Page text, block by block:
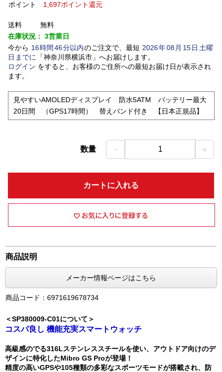
ポイント
1,697ポイント還元
送料
無料
在庫状況： 3営業日
今から 16時間 46分以内のご注文で、最短 2026年08 月 15日土曜
日 までに 「神奈川県横浜市」 へお届けします。
ログイン をすると、お客様のご住所への最短お届け日が表示され
ます。
見やすいAMOLEDディスプレイ 防水5ATM バッテリー最大
20日間 （GPS17時間） 替えバンド付き 【日本正規品】
数量 － 1 ＋
カートに入れる
商品説明
メーカー情報ページはこちら
商品コード：6971619678734
＜SP380009-C01について＞
コスパ良し 機能充実スマートウォッチ
高級感のでる316Lステンレススチールを使い、アウトドア向けのデ
ザインに特化したMibro GS Proが登場！
精度の高いGPSや105種類の多彩なスポーツモードが搭載され、防